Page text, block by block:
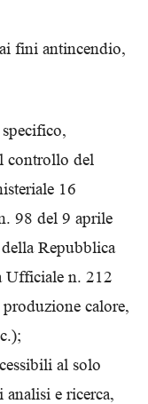
fini antincendio,
controllo del
16
98 del 9 aprile
Repubblica
Ufficiale n. 212
calore,
al solo
e ricerca,